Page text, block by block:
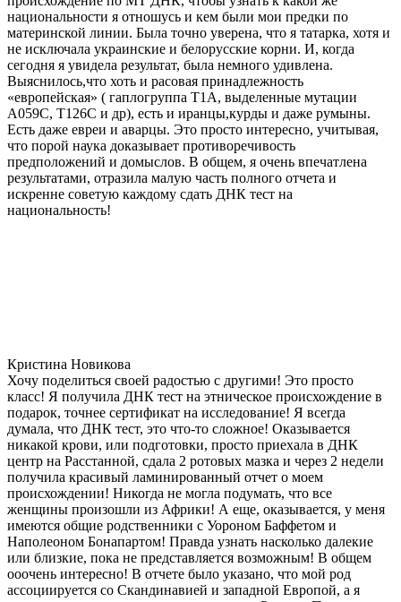
национальности я отношусь и кем были мои предки по
материнской линии. Была точно уверена, что я татарка, хотя и
не исключала украинские и белорусские корни. И, когда
сегодня я увидела результат, была немного удивлена.
Выяснилось,что хоть и расовая принадлежность
«европейская» ( гаплогруппа T1A, выделенные мутации
A059C, T126C и др), есть и иранцы,курды и даже румыны.
Есть даже евреи и аварцы. Это просто интересно, учитывая,
что порой наука доказывает противоречивость
предположений и домыслов. В общем, я очень впечатлена
результатами, отразила малую часть полного отчета и
искренне советую каждому сдать ДНК тест на
национальность!
Кристина Новикова
Хочу поделиться своей радостью с другими! Это просто
класс! Я получила ДНК тест на этническое происхождение в
подарок, точнее сертификат на исследование! Я всегда
думала, что ДНК тест, это что-то сложное! Оказывается
никакой крови, или подготовки, просто приехала в ДНК
центр на Расстанной, сдала 2 ротовых мазка и через 2 недели
получила красивый ламинированный отчет о моем
происхождении! Никогда не могла подумать, что все
женщины произошли из Африки! А еще, оказывается, у меня
имеются общие родственники с Уороном Баффетом и
Наполеоном Бонапартом! Правда узнать насколько далекие
или близкие, пока не представляется возможным! В общем
ооочень интересно! В отчете было указано, что мой род
ассоциируется со Скандинавией и западной Европой, а я